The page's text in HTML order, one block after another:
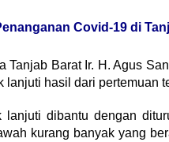
Covid-19 di
Tanjab Barat Ir. H. Agus
lanjuti hasil dari pertemuan
lanjuti dibantu dengan
kurang banyak yang